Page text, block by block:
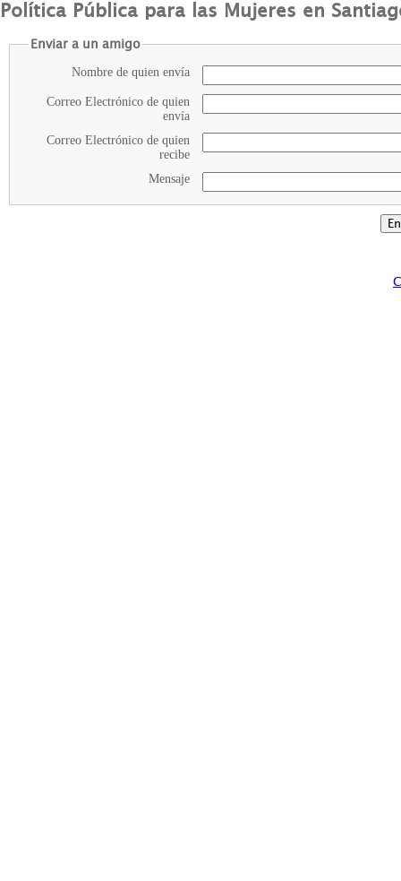
Política Pública para las Mujeres en
Enviar a un amigo
Nombre de quien envía
Correo Electrónico de quien
envía
Correo Electrónico de quien
recibe
Mensaje